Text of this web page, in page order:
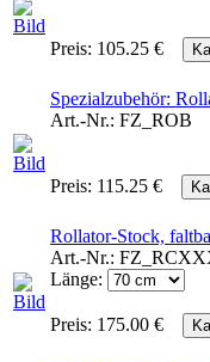
Preis: 105.25 €
Spezialzubehör:
Art.-Nr.: FZ_ROB
Preis: 115.25 €
Rollator-Stock,
Art.-Nr.:
Länge:
Preis: 175.00 €